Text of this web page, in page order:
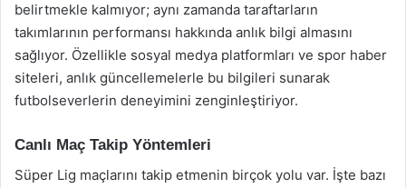
belirtmekle kalmıyor; aynı zamanda taraftarların
takımlarının performansı hakkında anlık bilgi almasını
sağlıyor. Özellikle sosyal medya platformları ve spor haber
siteleri, anlık güncellemelerle bu bilgileri sunarak
futbolseverlerin deneyimini zenginleştiriyor.
Canlı Maç Takip Yöntemleri
Süper Lig maçlarını takip etmenin birçok yolu var. İşte bazı